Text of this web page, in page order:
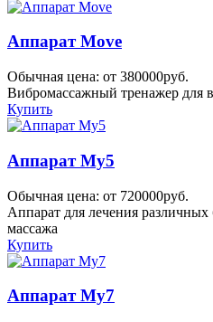
Аппарат Move
Обычная цена: от 380000руб.
Вибромассажный тренажер для
Купить
Аппарат My5
Обычная цена: от 720000руб.
Аппарат для лечения различных
массажа
Купить
Аппарат My7